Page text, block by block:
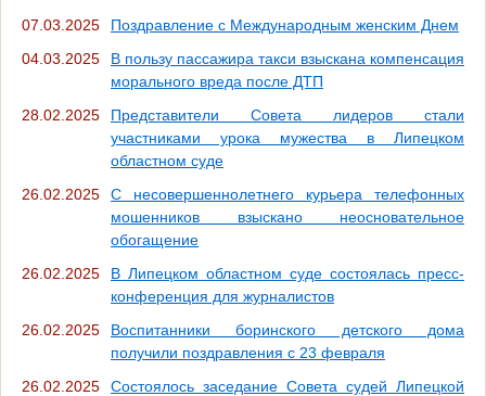
07.03.2025
Поздравление с Международным женским Днем
04.03.2025
В пользу пассажира такси взыскана компенсация
морального вреда после ДТП
28.02.2025
Представители Совета лидеров стали
участниками урока мужества в Липецком
областном суде
26.02.2025
С несовершеннолетнего курьера телефонных
мошенников взыскано неосновательное
обогащение
26.02.2025
В Липецком областном суде состоялась пресс-
конференция для журналистов
26.02.2025
Воспитанники боринского детского дома
получили поздравления с 23 февраля
26.02.2025
Состоялось заседание Совета судей Липецкой